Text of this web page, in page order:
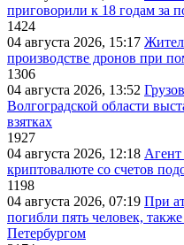
приговорили к 18 годам за
1424
04 августа 2026, 15:17
производстве дронов при
1306
04 августа 2026, 13:52
Волгоградской области
взятках
1927
04 августа 2026, 12:18
криптовалюте со счетов
1198
04 августа 2026, 07:19 При
погибли пять человек,
Петербургом